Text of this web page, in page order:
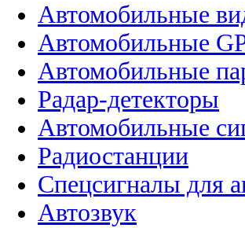
Автомобильные
Автомобильные
Автомобильные
Радар-детекторы
Автомобильные
Радиостанции
Спецсигналы для
Автозвук